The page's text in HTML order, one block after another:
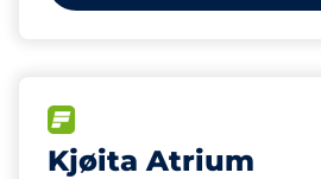
Kjøita Atrium